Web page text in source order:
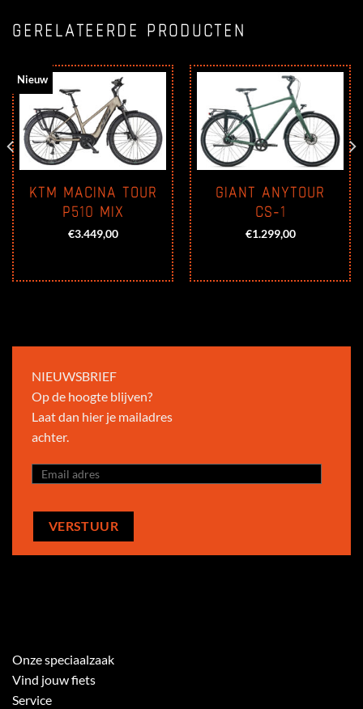
GERELATEERDE PRODUCTEN
Nieuw
KTM MACINA TOUR
P510 MIX
€3.449,00
GIANT ANYTOUR
CS-1
€1.299,00
NIEUWSBRIEF
Op de hoogte blijven?
Laat dan hier je mailadres
achter.
Onze speciaalzaak
Vind jouw fiets
Service